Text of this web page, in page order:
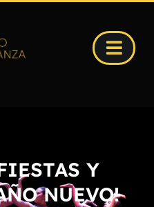
Y
NUEVO!